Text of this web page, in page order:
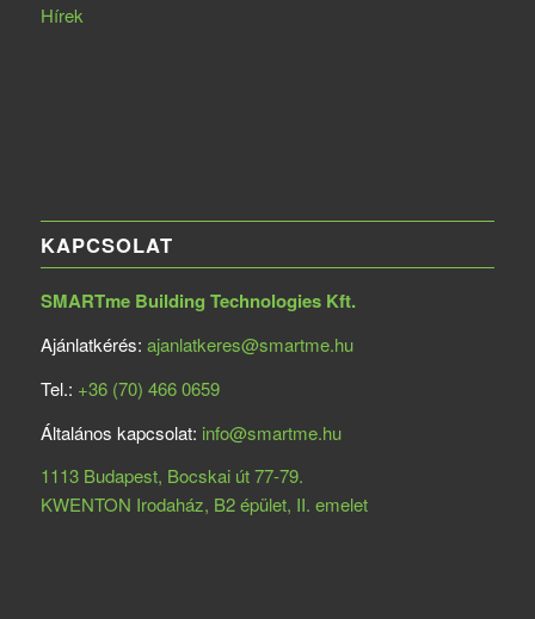
Hírek
KAPCSOLAT
SMARTme Building Technologies Kft.
Ajánlatkérés: ajanlatkeres@smartme.hu
Tel.: +36 (70) 466 0659
Általános kapcsolat: info@smartme.hu
1113 Budapest, Bocskai út 77-79.
KWENTON Irodaház, B2 épület, II. emelet